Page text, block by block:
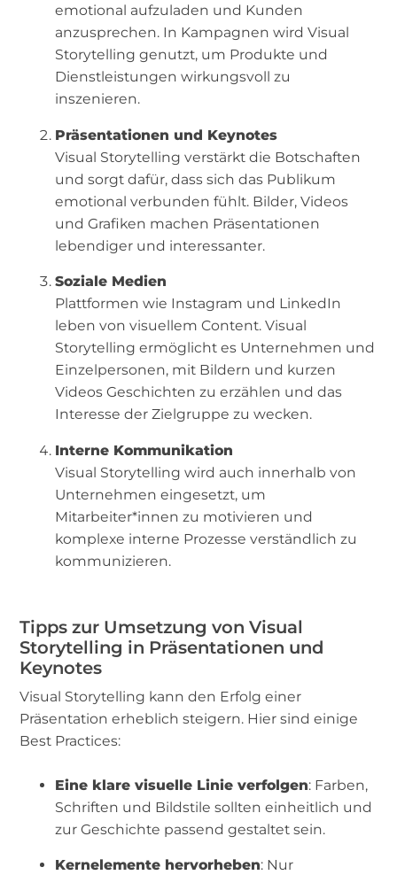
emotional aufzuladen und Kunden
anzusprechen. In Kampagnen wird Visual
Storytelling genutzt, um Produkte und
Dienstleistungen wirkungsvoll zu
inszenieren.
Präsentationen und Keynotes
Visual Storytelling verstärkt die Botschaften
und sorgt dafür, dass sich das Publikum
emotional verbunden fühlt. Bilder, Videos
und Grafiken machen Präsentationen
lebendiger und interessanter.
Soziale Medien
Plattformen wie Instagram und LinkedIn
leben von visuellem Content. Visual
Storytelling ermöglicht es Unternehmen und
Einzelpersonen, mit Bildern und kurzen
Videos Geschichten zu erzählen und das
Interesse der Zielgruppe zu wecken.
Interne Kommunikation
Visual Storytelling wird auch innerhalb von
Unternehmen eingesetzt, um
Mitarbeiter*innen zu motivieren und
komplexe interne Prozesse verständlich zu
kommunizieren.
Tipps zur Umsetzung von Visual
Storytelling in Präsentationen und
Keynotes
Visual Storytelling kann den Erfolg einer
Präsentation erheblich steigern. Hier sind einige
Best Practices:
Eine klare visuelle Linie verfolgen: Farben,
Schriften und Bildstile sollten einheitlich und
zur Geschichte passend gestaltet sein.
Kernelemente hervorheben: Nur